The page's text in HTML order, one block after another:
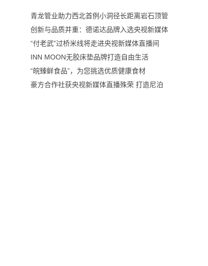
青龙管业助力西北首例小洞径长距离岩石顶管
创新与品质并重：德诺达品牌入选央视新媒体
“付老武”过桥米线将走进央视新媒体直播间
INN MOON无胶床垫品牌打造自由生活
“皖臻鲜食品”，为您挑选优质健康食材
豪方合作社获央视新媒体直播殊荣 打造尼泊